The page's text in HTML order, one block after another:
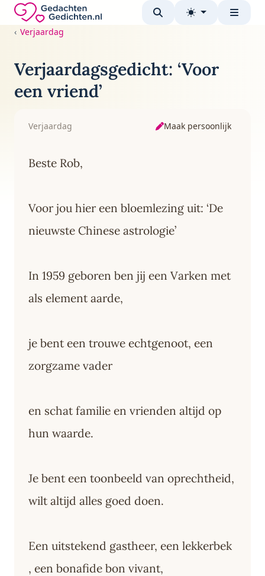
Direct naar de inhoud
Gedachten-Gedichten.nl — naar de homepage
Verjaardag
Verjaardagsgedicht: ‘Voor
een vriend’
Verjaardag Maak persoonlijk
Beste Rob,
Voor jou hier een bloemlezing uit: ‘De
nieuwste Chinese astrologie’
In 1959 geboren ben jij een Varken met
als element aarde,
je bent een trouwe echtgenoot, een
zorgzame vader
en schat familie en vrienden altijd op
hun waarde.
Je bent een toonbeeld van oprechtheid,
wilt altijd alles goed doen.
Een uitstekend gastheer, een lekkerbek
, een bonafide bon vivant,